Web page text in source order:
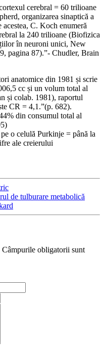
cerebral = 60 trilioane
organizarea sinaptică a
C. Koch enumeră
la 240 trilioane (Biofizica
în neuroni unici, New
pagina 87).”- Chudler, Brain
anatomice din 1981 și scrie
cc și un volum total al
și colab. 1981), raportul
CR = 4,1.”(p. 682).
din consumul total al
o celulă Purkinje = până la
ale creierului
de tulburare metabolică
Câmpurile obligatorii sunt